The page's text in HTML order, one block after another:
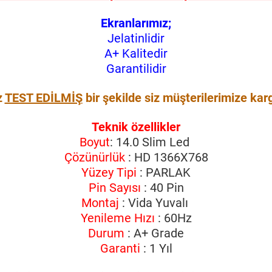
Ekranlarımız;
Jelatinlidir
A+ Kalitedir
Garantilidir
TEST EDİLMİŞbir şekilde siz müşterilerimize
Teknik özellikler
Boyut: 14.0 Slim Led
Çözünürlük: HD 1366X768
Yüzey Tipi : PARLAK
Pin Sayısı : 40 Pin
Montaj : Vida Yuvalı
Yenileme Hızı : 60Hz
Durum : A+ Grade
Garanti : 1 Yıl